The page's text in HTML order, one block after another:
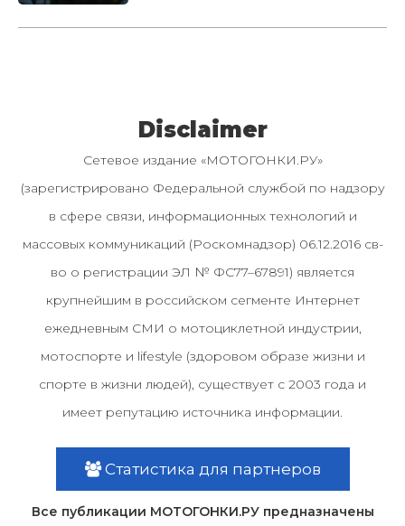
Disclaimer
Сетевое издание «МОТОГОНКИ.РУ»
(зарегистрировано Федеральной службой по надзору
в сфере связи, информационных технологий и
массовых коммуникаций (Роскомнадзор) 06.12.2016 св-
во о регистрации ЭЛ № ФС77–67891) является
крупнейшим в российском сегменте Интернет
ежедневным СМИ о мотоциклетной индустрии,
мотоспорте и lifestyle (здоровом образе жизни и
спорте в жизни людей), существует с 2003 года и
имеет репутацию источника информации.
Статистика для партнеров
Все публикации МОТОГОНКИ.РУ предназначены